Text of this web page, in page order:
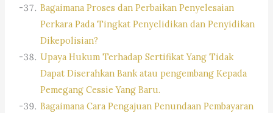
Bagaimana Proses dan Perbaikan Penyelesaian
Perkara Pada Tingkat Penyelidikan dan Penyidikan
Dikepolisian?
Upaya Hukum Terhadap Sertifikat Yang Tidak
Dapat Diserahkan Bank atau pengembang Kepada
Pemegang Cessie Yang Baru.
Bagaimana Cara Pengajuan Penundaan Pembayaran